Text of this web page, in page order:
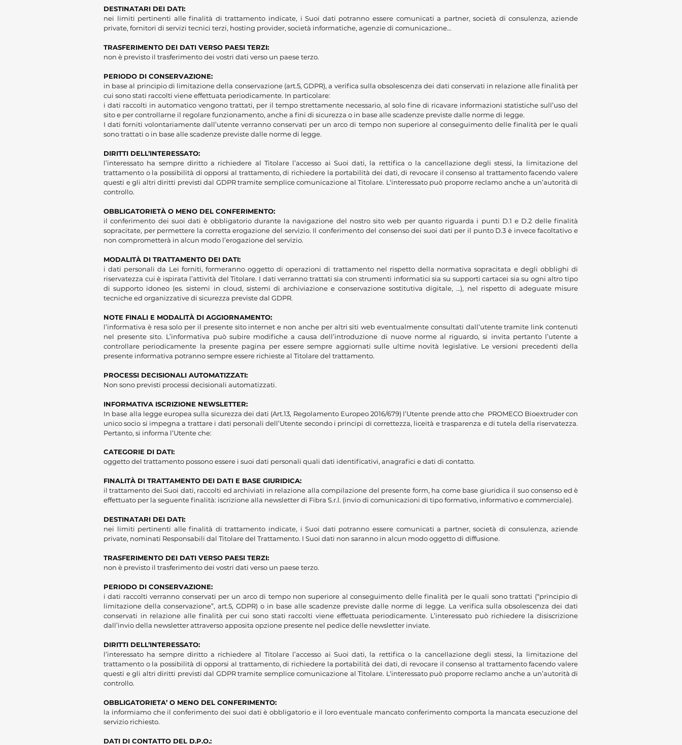
DESTINATARI DEI DATI:
nei limiti pertinenti alle finalità di trattamento indicate, i Suoi dati potranno essere comunicati a partner, società di consulenza, aziende
private, fornitori di servizi tecnici terzi, hosting provider, società informatiche, agenzie di comunicazione…
TRASFERIMENTO DEI DATI VERSO PAESI TERZI:
non è previsto il trasferimento dei vostri dati verso un paese terzo.
PERIODO DI CONSERVAZIONE:
in base al principio di limitazione della conservazione (art.5, GDPR), a verifica sulla obsolescenza dei dati conservati in relazione alle finalità per
cui sono stati raccolti viene effettuata periodicamente. In particolare:
i dati raccolti in automatico vengono trattati, per il tempo strettamente necessario, al solo fine di ricavare informazioni statistiche sull’uso del
sito e per controllarne il regolare funzionamento, anche a fini di sicurezza o in base alle scadenze previste dalle norme di legge.
I dati forniti volontariamente dall’utente verranno conservati per un arco di tempo non superiore al conseguimento delle finalità per le quali
sono trattati o in base alle scadenze previste dalle norme di legge.
DIRITTI DELL’INTERESSATO:
l’interessato ha sempre diritto a richiedere al Titolare l’accesso ai Suoi dati, la rettifica o la cancellazione degli stessi, la limitazione del
trattamento o la possibilità di opporsi al trattamento, di richiedere la portabilità dei dati, di revocare il consenso al trattamento facendo valere
questi e gli altri diritti previsti dal GDPR tramite semplice comunicazione al Titolare. L‘interessato può proporre reclamo anche a un’autorità di
controllo.
OBBLIGATORIETÀ O MENO DEL CONFERIMENTO:
il conferimento dei suoi dati è obbligatorio durante la navigazione del nostro sito web per quanto riguarda i punti D.1 e D.2 delle finalità
sopracitate, per permettere la corretta erogazione del servizio. Il conferimento del consenso dei suoi dati per il punto D.3 è invece facoltativo e
non comprometterà in alcun modo l’erogazione del servizio.
MODALITÀ DI TRATTAMENTO DEI DATI:
i dati personali da Lei forniti, formeranno oggetto di operazioni di trattamento nel rispetto della normativa sopracitata e degli obblighi di
riservatezza cui è ispirata l’attività del Titolare. I dati verranno trattati sia con strumenti informatici sia su supporti cartacei sia su ogni altro tipo
di supporto idoneo (es. sistemi in cloud, sistemi di archiviazione e conservazione sostitutiva digitale, …), nel rispetto di adeguate misure
tecniche ed organizzative di sicurezza previste dal GDPR.
NOTE FINALI E MODALITÀ DI AGGIORNAMENTO:
l’informativa è resa solo per il presente sito internet e non anche per altri siti web eventualmente consultati dall’utente tramite link contenuti
nel presente sito. L’informativa può subire modifiche a causa dell’introduzione di nuove norme al riguardo, si invita pertanto l’utente a
controllare periodicamente la presente pagina per essere sempre aggiornati sulle ultime novità legislative. Le versioni precedenti della
presente informativa potranno sempre essere richieste al Titolare del trattamento.
PROCESSI DECISIONALI AUTOMATIZZATI:
Non sono previsti processi decisionali automatizzati.
INFORMATIVA ISCRIZIONE NEWSLETTER:
In base alla legge europea sulla sicurezza dei dati (Art.13, Regolamento Europeo 2016/679) l’Utente prende atto che PROMECO Bioextruder con
unico socio si impegna a trattare i dati personali dell’Utente secondo i principi di correttezza, liceità e trasparenza e di tutela della riservatezza.
Pertanto, si informa l’Utente che:
CATEGORIE DI DATI:
oggetto del trattamento possono essere i suoi dati personali quali dati identificativi, anagrafici e dati di contatto.
FINALITÀ DI TRATTAMENTO DEI DATI E BASE GIURIDICA:
il trattamento dei Suoi dati, raccolti ed archiviati in relazione alla compilazione del presente form, ha come base giuridica il suo consenso ed è
effettuato per la seguente finalità: iscrizione alla newsletter di Fibra S.r.l. (invio di comunicazioni di tipo formativo, informativo e commerciale).
DESTINATARI DEI DATI:
nei limiti pertinenti alle finalità di trattamento indicate, i Suoi dati potranno essere comunicati a partner, società di consulenza, aziende
private, nominati Responsabili dal Titolare del Trattamento. I Suoi dati non saranno in alcun modo oggetto di diffusione.
TRASFERIMENTO DEI DATI VERSO PAESI TERZI:
non è previsto il trasferimento dei vostri dati verso un paese terzo.
PERIODO DI CONSERVAZIONE:
i dati raccolti verranno conservati per un arco di tempo non superiore al conseguimento delle finalità per le quali sono trattati (“principio di
limitazione della conservazione”, art.5, GDPR) o in base alle scadenze previste dalle norme di legge. La verifica sulla obsolescenza dei dati
conservati in relazione alle finalità per cui sono stati raccolti viene effettuata periodicamente. L’interessato può richiedere la disiscrizione
dall’invio della newsletter attraverso apposita opzione presente nel pedice delle newsletter inviate.
DIRITTI DELL’INTERESSATO:
l’interessato ha sempre diritto a richiedere al Titolare l’accesso ai Suoi dati, la rettifica o la cancellazione degli stessi, la limitazione del
trattamento o la possibilità di opporsi al trattamento, di richiedere la portabilità dei dati, di revocare il consenso al trattamento facendo valere
questi e gli altri diritti previsti dal GDPR tramite semplice comunicazione al Titolare. L‘interessato può proporre reclamo anche a un’autorità di
controllo.
OBBLIGATORIETA’ O MENO DEL CONFERIMENTO:
la informiamo che il conferimento dei suoi dati è obbligatorio e il loro eventuale mancato conferimento comporta la mancata esecuzione del
servizio richiesto.
DATI DI CONTATTO DEL D.P.O.: